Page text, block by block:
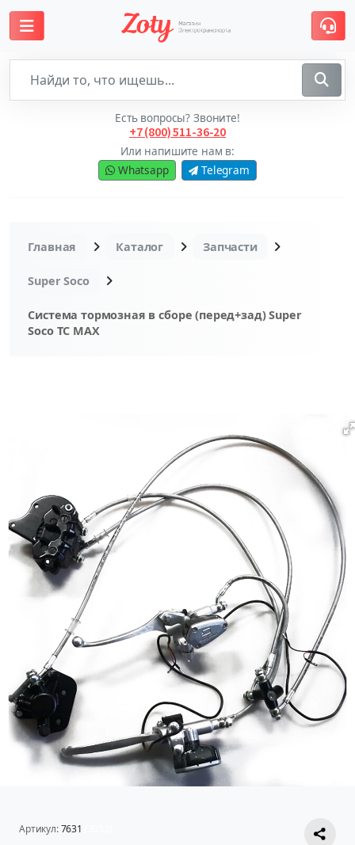
Есть вопросы? Звоните!
+7 (800) 511-36-20
Или напишите нам в:
Whatsapp
Telegram
Главная Каталог Запчасти
Super Soco
Система тормозная в сборе (перед+зад) Super
Soco TC MAX
Артикул:7631